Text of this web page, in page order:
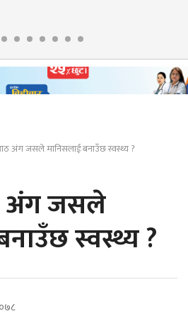
अंग जसले मानिसलाई बनाउँछ स्वस्थ्य ?
अंग जसले
स्वस्थ्य ?